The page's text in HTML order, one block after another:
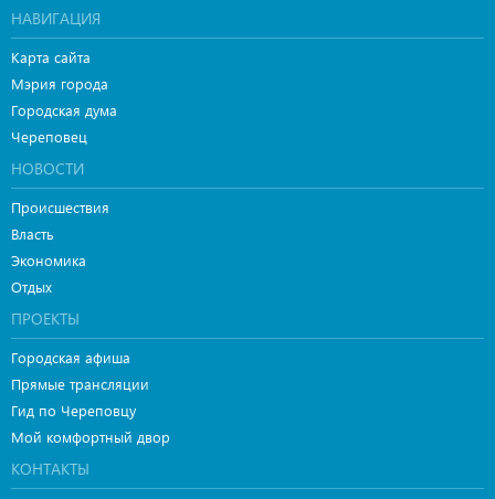
НАВИГАЦИЯ
Карта сайта
Мэрия города
Городская дума
Череповец
НОВОСТИ
Происшествия
Власть
Экономика
Отдых
ПРОЕКТЫ
Городская афиша
Прямые трансляции
Гид по Череповцу
Мой комфортный двор
КОНТАКТЫ